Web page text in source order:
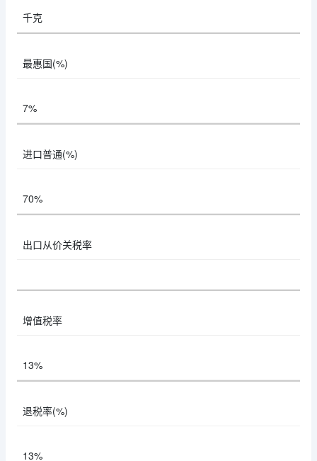
千克
最惠国(%)
7%
进口普通(%)
70%
出口从价关税率
增值税率
13%
退税率(%)
13%